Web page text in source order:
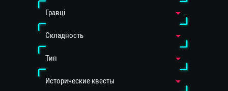
Гравці
Cкладность
Тип
Исторические квесты